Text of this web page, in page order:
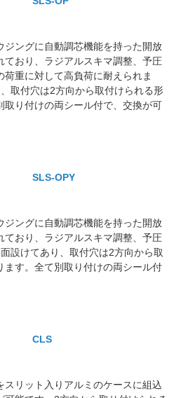
ジングに自動調芯機能を持った開放
ており、ラジアルスキマ調整、予圧
重に対して高負荷に耐えられま
取付穴は2方向から取付けられる形
取り付けの両シール付で、交換が可
SLS-OPY
ジングに自動調芯機能を持った開放
ており、ラジアルスキマ調整、予圧
設けてあり、取付穴は2方向から取
ます。全て別取り付けの両シール付
CLS
スリット入りアルミのケースに組込